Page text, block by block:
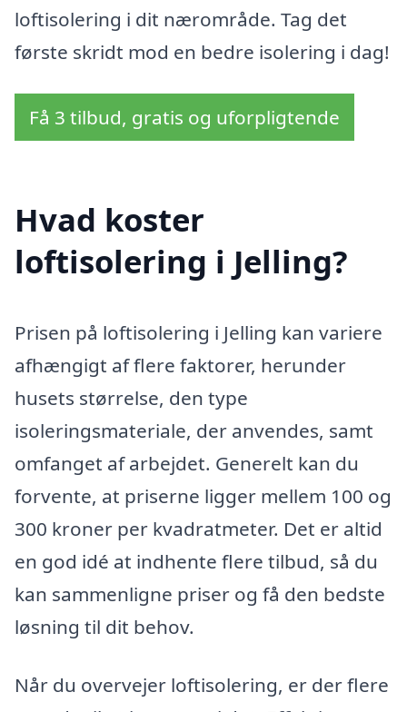
loftisolering i dit nærområde. Tag det
første skridt mod en bedre isolering i dag!
Få 3 tilbud, gratis og uforpligtende
Hvad koster
loftisolering i Jelling?
Prisen på loftisolering i Jelling kan variere
afhængigt af flere faktorer, herunder
husets størrelse, den type
isoleringsmateriale, der anvendes, samt
omfanget af arbejdet. Generelt kan du
forvente, at priserne ligger mellem 100 og
300 kroner per kvadratmeter. Det er altid
en god idé at indhente flere tilbud, så du
kan sammenligne priser og få den bedste
løsning til dit behov.
Når du overvejer loftisolering, er der flere